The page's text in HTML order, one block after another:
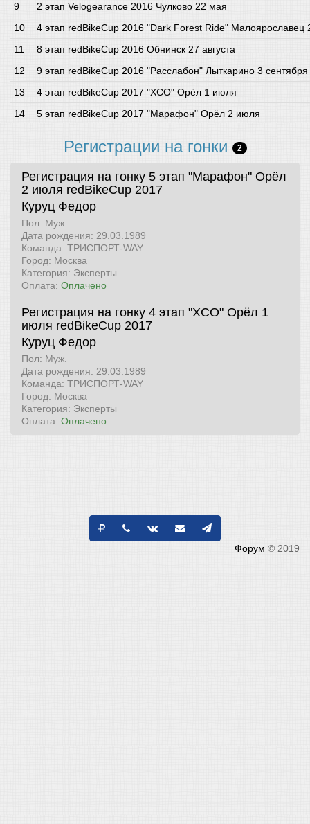
2 этап Velogearance 2016 Чулково 22 мая
4 этап redBikeCup 2016 "Dark Forest Ride" Малоярославец
8 этап redBikeCup 2016 Обнинск 27 августа
9 этап redBikeCup 2016 "Расслабон" Лыткарино 3 сентября
4 этап redBikeCup 2017 "XCO" Орёл 1 июля
5 этап redBikeCup 2017 "Марафон" Орёл 2 июля
Регистрации на гонки 2
Регистрация на гонку 5 этап "Марафон" Орёл
2 июля redBikeCup 2017
Куруц Федор
Пол: Муж.
Дата рождения: 29.03.1989
Команда: ТРИСПОРТ-WAY
Город: Москва
Категория: Эксперты
Оплата: Оплачено
Регистрация на гонку 4 этап "XCO" Орёл 1
июля redBikeCup 2017
Куруц Федор
Пол: Муж.
Дата рождения: 29.03.1989
Команда: ТРИСПОРТ-WAY
Город: Москва
Категория: Эксперты
Оплата: Оплачено
Форум © 2019